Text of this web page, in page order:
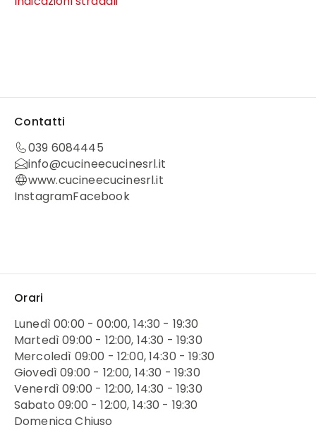
Contatti
039 6084445
info@cucineecucinesrl.it
www.cucineecucinesrl.it
InstagramFacebook
Orari
Lunedì 00:00 - 00:00, 14:30 - 19:30
Martedì 09:00 - 12:00, 14:30 - 19:30
Mercoledì 09:00 - 12:00, 14:30 - 19:30
Giovedì 09:00 - 12:00, 14:30 - 19:30
Venerdì 09:00 - 12:00, 14:30 - 19:30
Sabato 09:00 - 12:00, 14:30 - 19:30
Domenica Chiuso